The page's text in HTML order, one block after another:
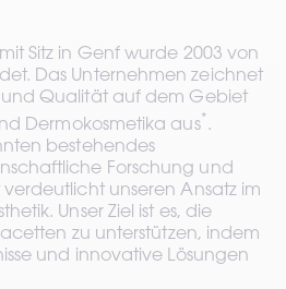
Sitz in Genf wurde 2003 von
Das Unternehmen zeichnet
Qualität auf dem Gebiet
Dermokosmetika aus*.
bestehendes
Forschung und
unseren Ansatz im
Unser Ziel ist es, die
zu unterstützen, indem
und innovative Lösungen